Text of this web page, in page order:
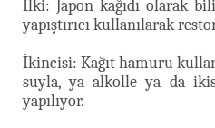
İlki: Japon kağıdı olarak
yapıştırıcı kullanılarak
İkincisi: Kağıt hamuru
suyla, ya alkolle ya da
yapılıyor.